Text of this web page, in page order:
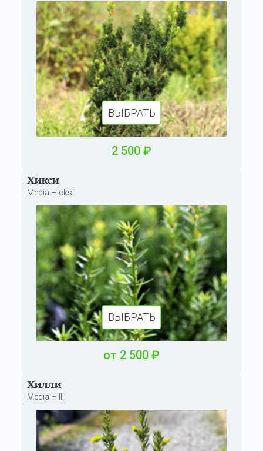
ВЫБРАТЬ
2 500 ₽
Хикси
Media Hicksii
ВЫБРАТЬ
от 2 500 ₽
Хилли
Media Hillii